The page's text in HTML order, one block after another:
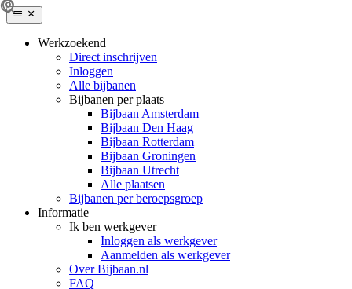
Werkzoekend
Direct inschrijven
Inloggen
Alle bijbanen
Bijbanen per plaats
Bijbaan Amsterdam
Bijbaan Den Haag
Bijbaan Rotterdam
Bijbaan Groningen
Bijbaan Utrecht
Alle plaatsen
Bijbanen per beroepsgroep
Informatie
Ik ben werkgever
Inloggen als werkgever
Aanmelden als werkgever
Over Bijbaan.nl
FAQ